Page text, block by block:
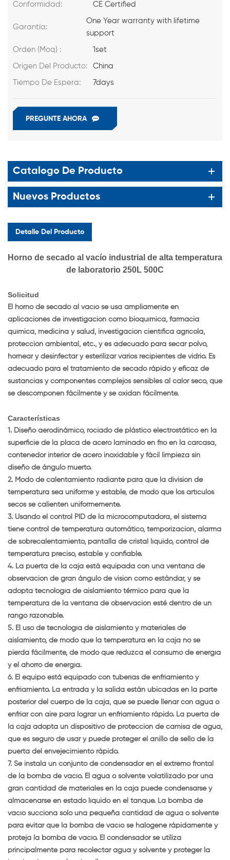
Conformidad: CE Certified
Garantía:
One Year warranty with lifetime
support
Orden (Moq) : 1set
Origen Del Producto: China
Tiempo De Espera: 7days
PREGUNTE AHORA
Catalogo De Producto
Nuevos Productos
Detalle Del Producto
Horno de secado al vacío industrial de alta temperatura
de laboratorio 250L 500C
Solicitud
El horno de secado al vacío se usa ampliamente en
aplicaciones de investigación como bioquímica, farmacia
química, medicina y salud, investigación científica agrícola,
protección ambiental, etc., y es adecuado para secar polvo,
hornear y desinfectar y esterilizar varios recipientes de vidrio. Es
adecuado para el tratamiento de secado rápido y eficaz de
sustancias y componentes complejos sensibles al calor seco, que
se descomponen fácilmente y se oxidan fácilmente.
Características
1. Diseño aerodinámico, rociado de plástico electrostático en la
superficie de la placa de acero laminado en frío en la carcasa,
contenedor interior de acero inoxidable y fácil limpieza sin
diseño de ángulo muerto.
2. Modo de calentamiento radiante para que la división de
temperatura sea uniforme y estable, de modo que los artículos
secos se calienten uniformemente.
3. Usando el control PID de la microcomputadora, el sistema
tiene control de temperatura automático, temporización, alarma
de sobrecalentamiento, pantalla de cristal líquido, control de
temperatura preciso, estable y confiable.
4. La puerta de la caja está equipada con una ventana de
observación de gran ángulo de visión como estándar, y se
adopta tecnología de aislamiento térmico para que la
temperatura de la ventana de observación esté dentro de un
rango razonable.
5. El uso de tecnología de aislamiento y materiales de
aislamiento, de modo que la temperatura en la caja no se
pierda fácilmente, de modo que reduzca el consumo de energía
y el ahorro de energía.
6. El equipo está equipado con tuberías de enfriamiento y
enfriamiento. La entrada y la salida están ubicadas en la parte
posterior del cuerpo de la caja, que se puede llenar con agua o
enfriar con aire para lograr un enfriamiento rápido. La puerta de
la caja adopta un dispositivo de protección de camisa de agua,
que es seguro de usar y puede proteger el anillo de sello de la
puerta del envejecimiento rápido.
7. Se instala un conjunto de condensador en el extremo frontal
de la bomba de vacío. El agua o solvente volatilizado por una
gran cantidad de materiales en la caja puede condensarse y
almacenarse en estado líquido en el tanque. La bomba de
vacío succiona solo una pequeña cantidad de agua o solvente
para evitar que la bomba de vacío se halogene rápidamente y
proteja la bomba de vacío. El condensador se utiliza
principalmente para recolectar agua y solvente y proteger la